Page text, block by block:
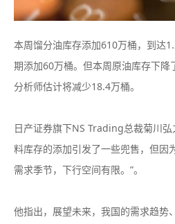
本周馏分油库存添加610万桶，到达
期添加60万桶。但本周原油库存下降
分析师估计将减少18.4万桶。
日产证券旗下NS Trading总裁菊川弘
料库存的添加引发了一些兜售，但因
需求季节，下行空间有限。”。
他指出，展望未来，我国的需求趋势